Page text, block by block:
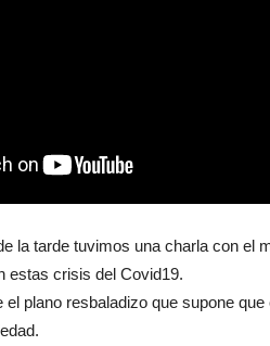
la tarde tuvimos una charla con el
estas crisis del Covid19.
el plano resbaladizo que supone